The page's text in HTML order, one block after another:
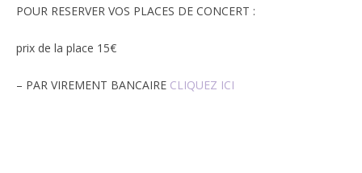
POUR RESERVER VOS PLACES DE CONCERT :
prix de la place 15€
– PAR VIREMENT BANCAIRE CLIQUEZ ICI